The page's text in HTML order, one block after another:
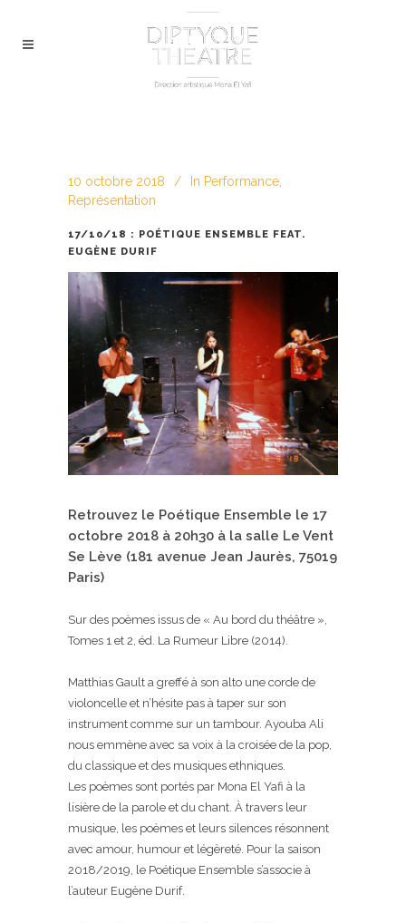
10 octobre 2018 In Performance
Représentation
17/10/18 : POÉTIQUE ENSEMBLE FEAT.
EUGÈNE DURIF
Retrouvez le Poétique Ensemble le 17
octobre 2018 à 20h30 à la salle Le Vent
Se Lève (181 avenue Jean Jaurès, 75019
Paris)
Sur des poèmes issus de « Au bord du théâtre »,
Tomes 1 et 2, éd. La Rumeur Libre (2014).
Matthias Gault a greffé à son alto une corde de
violoncelle et n’hésite pas à taper sur son
instrument comme sur un tambour. Ayouba Ali
nous emmène avec sa voix à la croisée de la pop,
du classique et des musiques ethniques.
Les poèmes sont portés par Mona El Yafi à la
lisière de la parole et du chant. À travers leur
musique, les poèmes et leurs silences résonnent
avec amour, humour et légèreté. Pour la saison
2018/2019, le Poétique Ensemble s’associe à
l’auteur Eugène Durif.